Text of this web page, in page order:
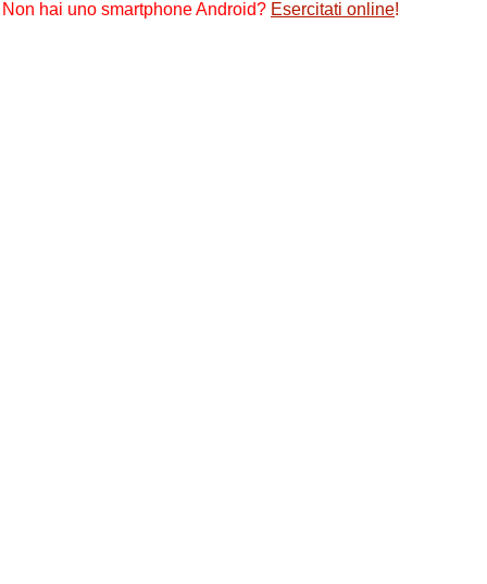
Non hai uno smartphone Android? Esercitati online!